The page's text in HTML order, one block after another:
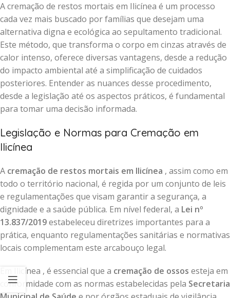
A cremação de restos mortais em Ilicínea é um processo
cada vez mais buscado por famílias que desejam uma
alternativa digna e ecológica ao sepultamento tradicional.
Este método, que transforma o corpo em cinzas através de
calor intenso, oferece diversas vantagens, desde a redução
do impacto ambiental até a simplificação de cuidados
posteriores. Entender as nuances desse procedimento,
desde a legislação até os aspectos práticos, é fundamental
para tomar uma decisão informada.
Legislação e Normas para Cremação em
Ilicínea
A cremação de restos mortais em Ilicínea , assim como em
todo o território nacional, é regida por um conjunto de leis
e regulamentações que visam garantir a segurança, a
dignidade e a saúde pública. Em nível federal, a Lei nº
13.837/2019estabeleceu diretrizes importantes para a
prática, enquanto regulamentações sanitárias e normativas
locais complementam este arcabouço legal.
Em Ilicínea , é essencial que a cremação de ossos esteja em
conformidade com as normas estabelecidas pela Secretaria